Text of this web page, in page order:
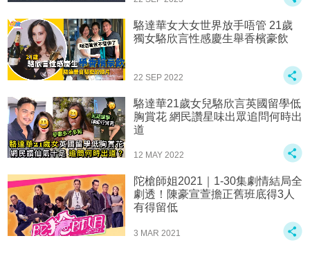
駱達華女大女世界放手唔管 21歲
獨女駱欣言性感慶生舉香檳豪飲
22 SEP 2022
駱達華21歲女兒駱欣言英國留學低
胸賞花 網民讚星味出眾追問何時出
道
12 MAY 2022
陀槍師姐2021｜1-30集劇情結局全
劇透！陳豪宣萱擔正舊班底得3人
有得留低
3 MAR 2021